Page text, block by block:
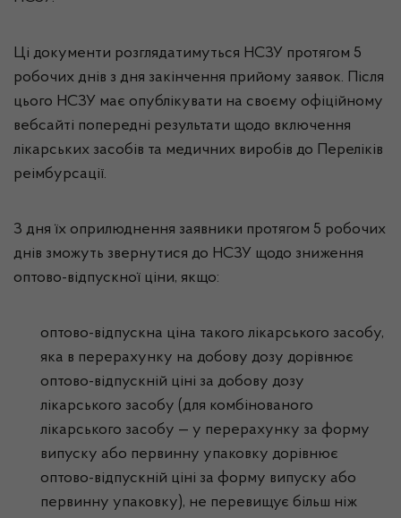
Ці документи розглядатимуться НСЗУ протягом 5
робочих днів з дня закінчення прийому заявок. Після
цього НСЗУ має опублікувати на своєму офіційному
вебсайті попередні результати щодо включення
лікарських засобів та медичних виробів до Переліків
реімбурсації.
З дня їх оприлюднення заявники протягом 5 робочих
днів зможуть звернутися до НСЗУ щодо зниження
оптово-відпускної ціни, якщо:
оптово-відпускна ціна такого лікарського засобу,
яка в перерахунку на добову дозу дорівнює
оптово-відпускній ціні за добову дозу
лікарського засобу (для комбінованого
лікарського засобу — у перерахунку за форму
випуску або первинну упаковку дорівнює
оптово-відпускній ціні за форму випуску або
первинну упаковку), не перевищує більш ніж